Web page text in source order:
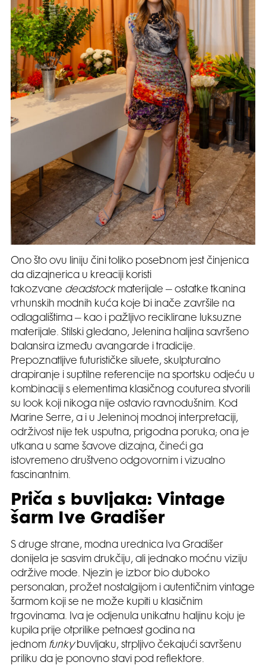
Ono što ovu liniju čini toliko posebnom jest činjenica
da dizajnerica u kreaciji koristi
takozvane deadstockmaterijale – ostatke tkanina
vrhunskih modnih kuća koje bi inače završile na
odlagalištima – kao i pažljivo reciklirane luksuzne
materijale. Stilski gledano, Jelenina haljina savršeno
balansira između avangarde i tradicije.
Prepoznatljive futurističke siluete, skulpturalno
drapiranje i suptilne referencije na sportsku odjeću u
kombinaciji s elementima klasičnog couturea stvorili
su look koji nikoga nije ostavio ravnodušnim. Kod
Marine Serre, a i u Jeleninoj modnoj interpretaciji,
održivost nije tek usputna, prigodna poruka; ona je
utkana u same šavove dizajna, čineći ga
istovremeno društveno odgovornim i vizualno
fascinantnim.
Priča s buvljaka: Vintage
šarm Ive Gradišer
S druge strane, modna urednica Iva Gradišer
donijela je sasvim drukčiju, ali jednako moćnu viziju
održive mode. Njezin je izbor bio duboko
personalan, prožet nostalgijom i autentičnim vintage
šarmom koji se ne može kupiti u klasičnim
trgovinama. Iva je odjenula unikatnu haljinu koju je
kupila prije otprilike petnaest godina na
jednom funkybuvljaku, strpljivo čekajući savršenu
priliku da je ponovno stavi pod reflektore.